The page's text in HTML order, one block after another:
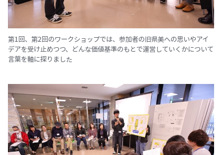
第1回、第2回のワークショップでは、参加者の旧県美への思いやアイ
デアを受け止めつつ、どんな価値基準のもとで運営していくかについて
言葉を軸に探りました